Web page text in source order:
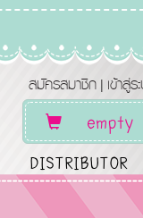
สมัครสมาชิก | เข้าสู่
empty
DISTRIBUTOR